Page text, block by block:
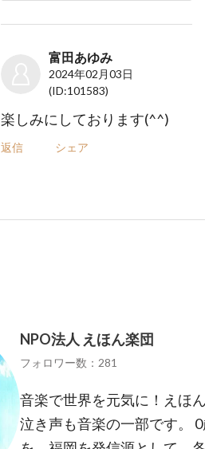
富田あゆみ
2024年02月03日
(ID:101583)
楽しみにしております(^^)
返信 シェア
NPO法人 えほん楽団
フォロワー数：281
音楽で世界を元気に！えほ
泣き声も音楽の一部です。